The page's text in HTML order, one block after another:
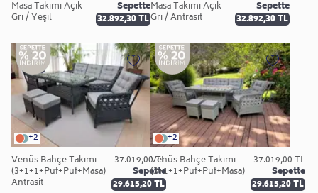
Masa Takımı Açık
Gri / Yeşil
Sepette
32.892,30 TL
Masa Takımı Açık
Gri / Antrasit
Sepette
32.892,30 TL
+2
Venüs Bahçe Takımı
(3+1+1+Puf+Puf+Masa)
Antrasit
37.019,00 TL
Sepette
29.615,20 TL
+2
Venüs Bahçe Takımı
(3+1+1+Puf+Puf+Masa)
37.019,00 TL
Sepette
29.615,20 TL